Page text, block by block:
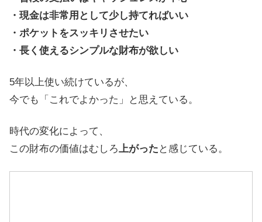
・現金は非常用として少し持てればいい
・ポケットをスッキリさせたい
・長く使えるシンプルな財布が欲しい
5年以上使い続けているが、
今でも「これでよかった」と思えている。
時代の変化によって、
この財布の価値はむしろ 上がった と感じている。